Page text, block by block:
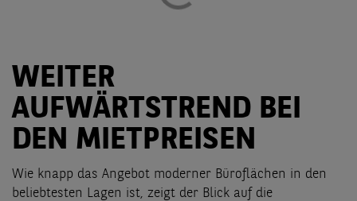
WEITER
AUFWÄRTSTREND BEI
DEN MIETPREISEN
Wie knapp das Angebot moderner Büroflächen in den
beliebtesten Lagen ist, zeigt der Blick auf die